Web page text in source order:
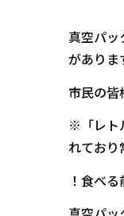
真空パッ
がありま
市民の皆
※「レト
れており
！食べ